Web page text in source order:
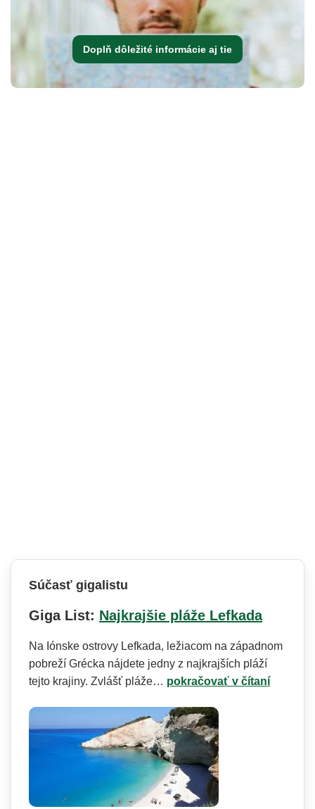
Doplň dôležité informácie aj tie
Súčasť gigalistu
Giga List: Najkrajšie pláže Lefkada
Na Iónske ostrovy Lefkada, ležiacom na západnom
pobreží Grécka nájdete jedny z najkrajších pláží
tejto krajiny. Zvlášť pláže… pokračovať v čítaní